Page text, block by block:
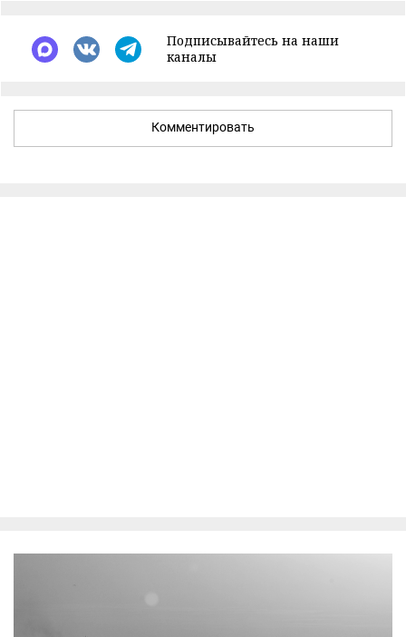
Подписывайтесь на наши
каналы
Комментировать